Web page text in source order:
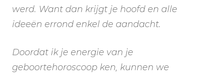
werd. Want dan krijgt je hoofd en alle
ideeën errond enkel de aandacht.
Doordat ik je energie van je
geboortehoroscoop ken, kunnen we